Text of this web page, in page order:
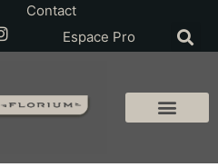
Contact
Espace Pro